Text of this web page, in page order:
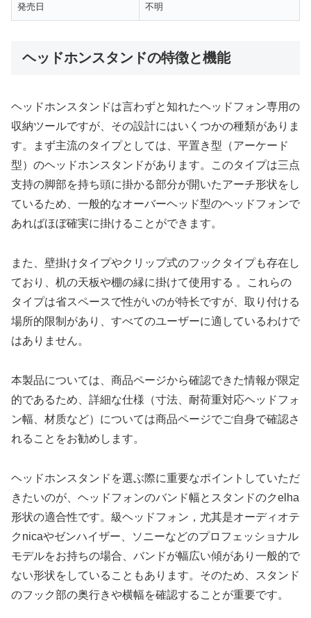
発売日 不明
ヘッドホンスタンドの特徴と機能
ヘッドホンスタンドは言わずと知れたヘッドフォン専用の
収納ツールですが、その設計にはいくつかの種類がありま
す。まず主流のタイプとしては、平置き型（アーケード
型）のヘッドホンスタンドがあります。このタイプは三点
支持の脚部を持ち頭に掛かる部分が開いたアーチ形状をし
ているため、一般的なオーバーヘッド型のヘッドフォンで
あればほぼ確実に掛けることができます。
また、壁掛けタイプやクリップ式のフックタイプも存在し
ており、机の天板や棚の縁に掛けて使用する 。これらの
タイプは省スペースで性がいのが特长ですが、取り付ける
場所的限制があり、すべてのユーザーに適しているわけで
はありません。
本製品については、商品ページから確認できた情報が限定
的であるため、詳細な仕様（寸法、耐荷重対応ヘッドフォ
ン幅、材质など）については商品ページでご自身で確認さ
れることをお勧めします。
ヘッドホンスタンドを選ぶ際に重要なポイントしていただ
きたいのが、ヘッドフォンのバンド幅とスタンドのクelha
形状の適合性です。級ヘッドフォン，尤其是オーディオテ
クnicaやゼンハイザー、ソニーなどのプロフェッショナル
モデルをお持ちの場合、バンドが幅広い傾があり一般的で
ない形状をしていることもあります。そのため、スタンド
のフック部の奥行きや横幅を確認することが重要です。